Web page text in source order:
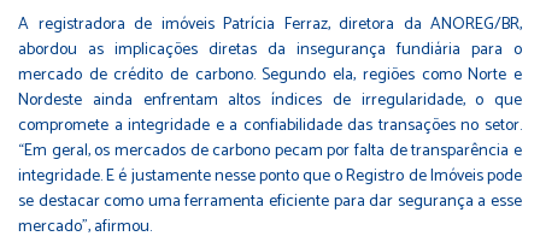
A registradora de imóveis Patrícia Ferraz, diretora da ANOREG/BR,
abordou as implicações diretas da insegurança fundiária para o
mercado de crédito de carbono. Segundo ela, regiões como Norte e
Nordeste ainda enfrentam altos índices de irregularidade, o que
compromete a integridade e a confiabilidade das transações no setor.
“Em geral, os mercados de carbono pecam por falta de transparência e
integridade. E é justamente nesse ponto que o Registro de Imóveis pode
se destacar como uma ferramenta eficiente para dar segurança a esse
mercado”, afirmou.